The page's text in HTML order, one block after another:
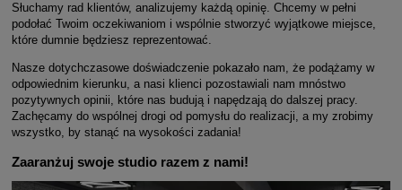
Słuchamy rad klientów, analizujemy każdą opinię. Chcemy w pełni
podołać Twoim oczekiwaniom i wspólnie stworzyć wyjątkowe miejsce,
które dumnie będziesz reprezentować.
Nasze dotychczasowe doświadczenie pokazało nam, że podążamy w
odpowiednim kierunku, a nasi klienci pozostawiali nam mnóstwo
pozytywnych opinii, które nas budują i napędzają do dalszej pracy.
Zachęcamy do wspólnej drogi od pomysłu do realizacji, a my zrobimy
wszystko, by stanąć na wysokości zadania!
Zaaranżuj swoje studio razem z nami!